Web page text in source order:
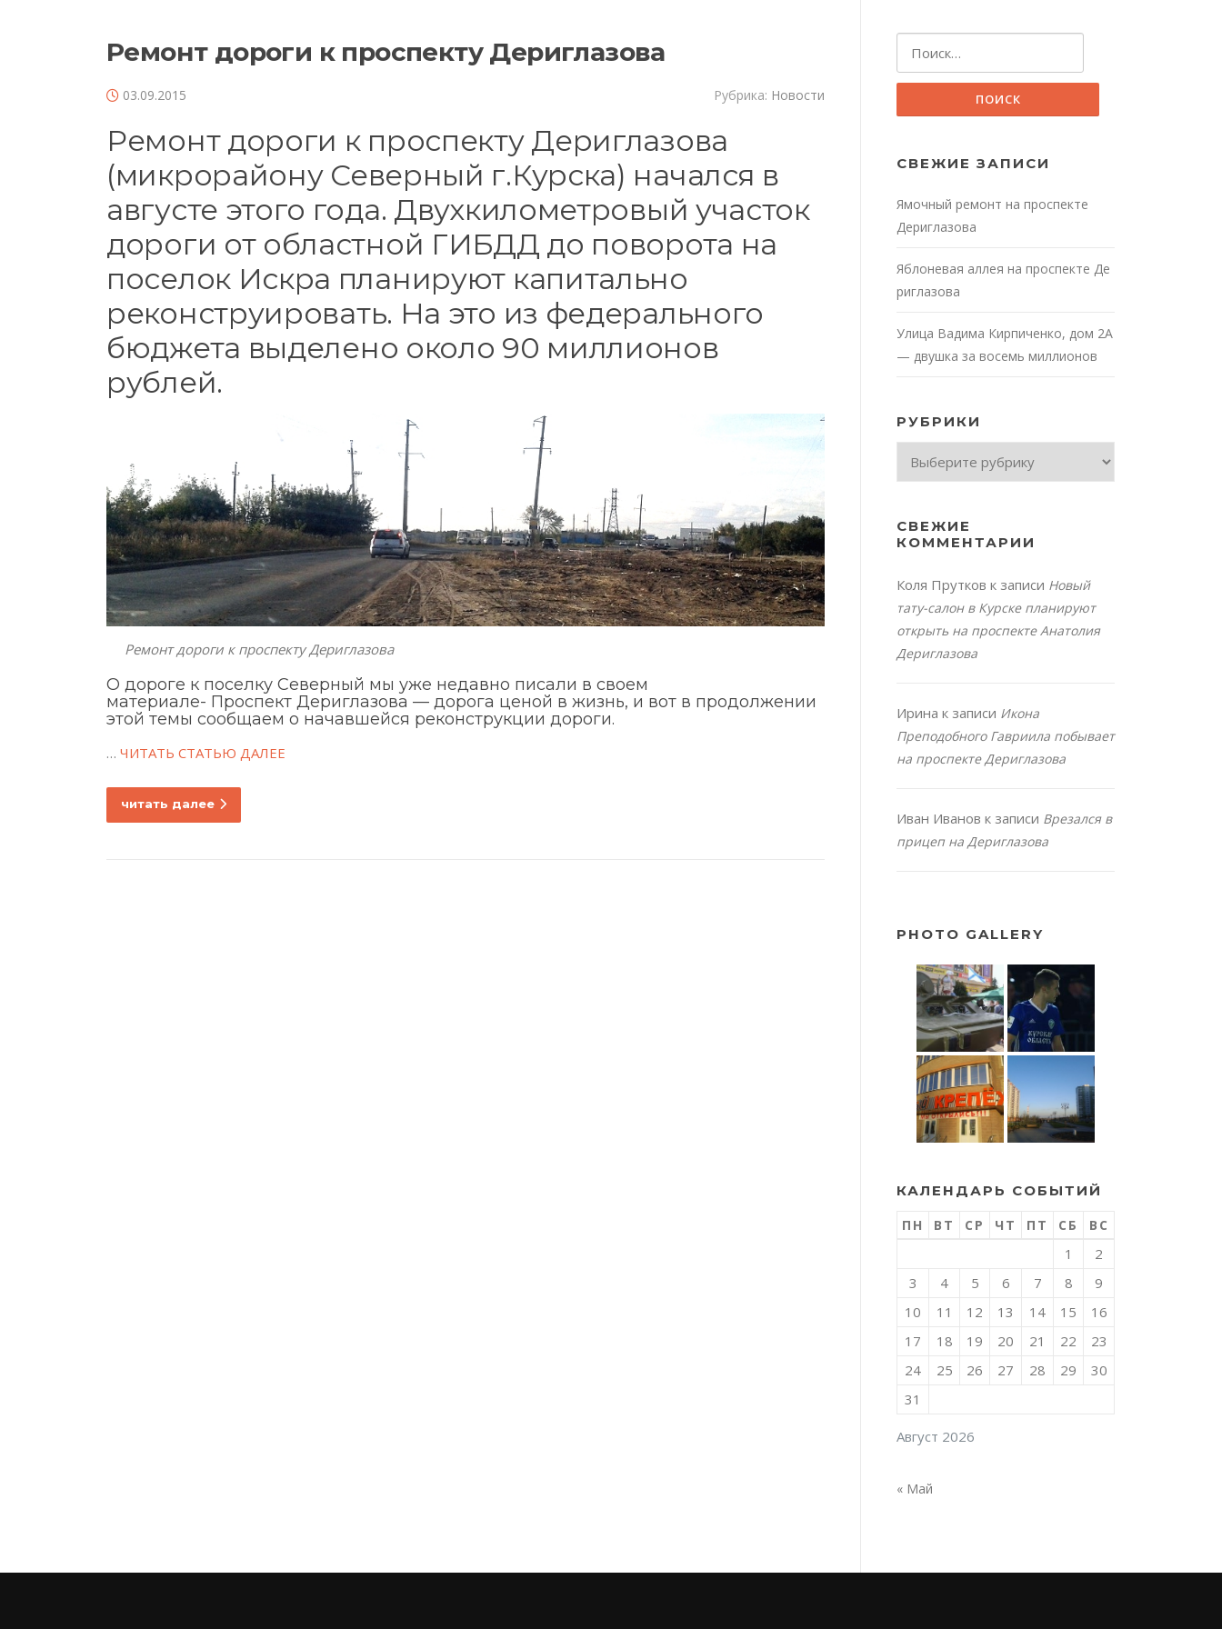
Ремонт дороги к проспекту Дериглазова
03.09.2015 Рубрика: Новости
Ремонт дороги к проспекту Дериглазова
(микрорайону Северный г.Курска) начался в
августе этого года. Двухкилометровый участок
дороги от областной ГИБДД до поворота на
поселок Искра планируют капитально
реконструировать. На это из федерального
бюджета выделено около 90 миллионов
рублей.
Ремонт дороги к проспекту Дериглазова
О дороге к поселку Северный мы уже недавно писали в своем
материале- Проспект Дериглазова — дорога ценой в жизнь, и вот в продолжении
этой темы сообщаем о начавшейся реконструкции дороги.
… ЧИТАТЬ СТАТЬЮ ДАЛЕЕ
читать далее
СВЕЖИЕ ЗАПИСИ
Ямочный ремонт на проспекте
Дериглазова
Яблоневая аллея на проспекте Де
риглазова
Улица Вадима Кирпиченко, дом 2А
— двушка за восемь миллионов
РУБРИКИ
СВЕЖИЕ
КОММЕНТАРИИ
Коля Прутков к записи Новый
тату-салон в Курске планируют
открыть на проспекте Анатолия
Дериглазова
Ирина к записи Икона
Преподобного Гавриила побывает
на проспекте Дериглазова
Иван Иванов к записи Врезался в
прицеп на Дериглазова
PHOTO GALLERY
КАЛЕНДАРЬ СОБЫТИЙ
Август 2026
ПН ВТ СР ЧТ ПТ СБ ВС
1
2
3
4 5 6 7 8
9
10
11 12 13 14 15
16
17
18 19 20 21 22
23
24
25 26 27 28 29
30
31
« Май